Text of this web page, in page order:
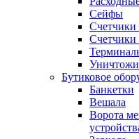
Сейфы
Счетчики
Счетчики
Бутиковое
Банкетки
Вешала
Ворота